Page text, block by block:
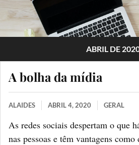
ABRIL DE
A bolha da mídia
ALAIDES ABRIL 4, 2020 GERAL
As redes sociais despertam o que
nas pessoas e têm vantagens